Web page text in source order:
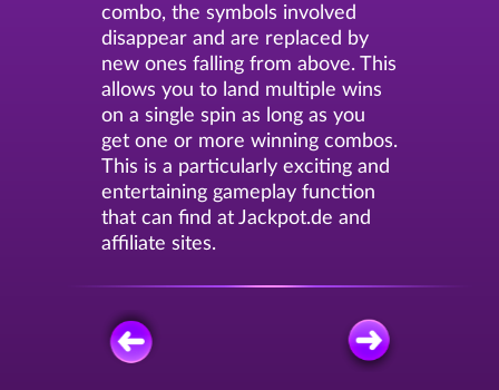
combo, the symbols involved
disappear and are replaced by
new ones falling from above. This
allows you to land multiple wins
on a single spin as long as you
get one or more winning combos.
This is a particularly exciting and
entertaining gameplay function
that can find at Jackpot.de and
affiliate sites.